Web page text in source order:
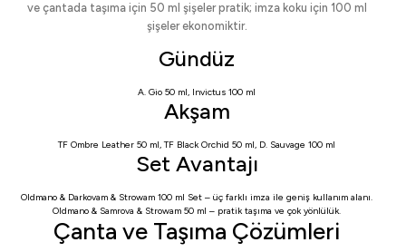
ve çantada taşıma için 50 ml şişeler pratik; imza koku için 100 ml
şişeler ekonomiktir.
Gündüz
A. Gio 50 ml, Invictus 100 ml
Akşam
TF Ombre Leather 50 ml,TF Black Orchid 50 ml, D. Sauvage 100 ml
Set Avantajı
Oldmano & Darkovam & Strowam 100 ml Set – üç farklı imza ile geniş kullanım alanı.
Oldmano & Samrova & Strowam 50 ml – pratik taşıma ve çok yönlülük.
Çanta ve Taşıma Çözümleri